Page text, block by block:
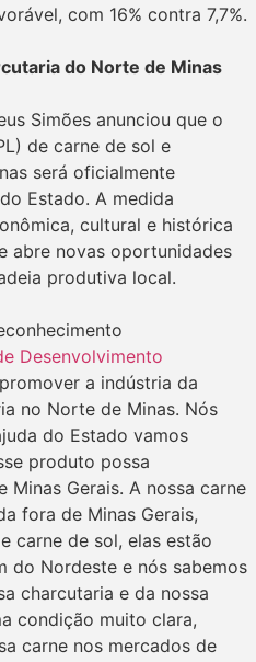
com 16% contra 7,7%.
do Norte de Minas
Simões anunciou que o
de carne de sol e
será oficialmente
Estado. A medida
cultural e histórica
abre novas oportunidades
produtiva local.
Desenvolvimento
a indústria da
no Norte de Minas. Nós
do Estado vamos
produto possa
Gerais. A nossa carne
fora de Minas Gerais,
carne de sol, elas estão
do Nordeste e nós sabemos
charcutaria e da nossa
condição muito clara,
carne nos mercados de